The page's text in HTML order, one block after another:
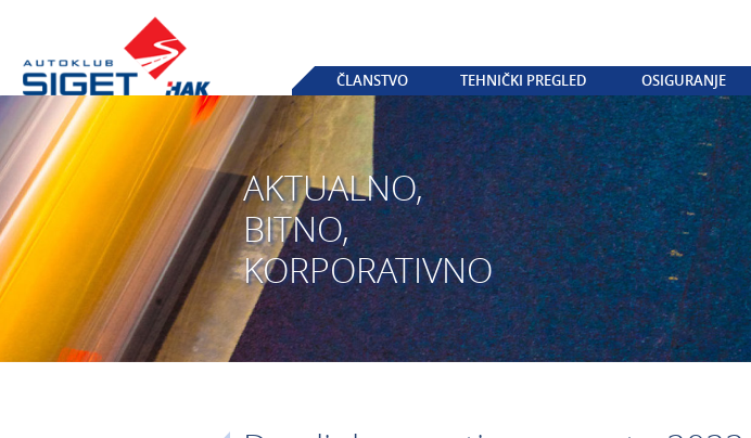
ČLANSTVO TEHNIČKI PREGLED OSIGURANJE
AKTUALNO,
BITNO,
KORPORATIVNO